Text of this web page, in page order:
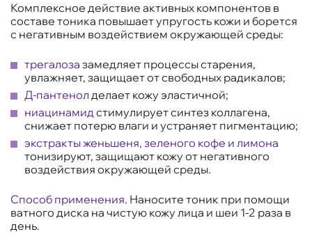
Комплексное действие активных компонентов в
составе тоника повышает упругость кожи и борется
с негативным воздействием окружающей среды:
трегалоза замедляет процессы старения,
увлажняет, защищает от свободных радикалов;
Д-пантенол делает кожу эластичной;
ниацинамидстимулирует синтез коллагена,
снижает потерю влаги и устраняет пигментацию;
экстракты женьшеня, зеленого кофе и лимона
тонизируют, защищают кожу от негативного
воздействия окружающей среды.
Способ применения. Наносите тоник при помощи
ватного диска на чистую кожу лица и шеи 1-2 раза в
день.